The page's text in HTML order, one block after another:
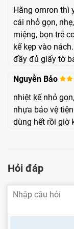
- Trọng lượng:
- Kích thước:
Bộ phận đi
- Pin dùng thử
- Vỏ đựng.
- 5 vỏ bọc đầu đo
Nhiệt kế
Nhiệt kế điện tử
tính năng ưu việt
Hãng omron thì
cái nhỏ gọn,
miệng, bọn trẻ
kế kẹp vào
đầy đủ giấy tờ
Nguyễn Bảo
nhiệt kế nhỏ
nhựa bảo vệ
dùng hết rồi giờ
Hỏi đáp